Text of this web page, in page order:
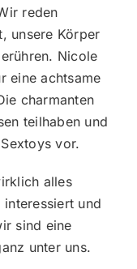
reden
unsere Körper
Nicole
eine achtsame
charmanten
teilhaben und
vor.
alles
und
sind eine
unter uns.